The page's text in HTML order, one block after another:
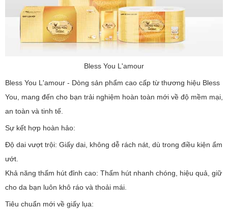
Bless You L'amour
Bless You L'amour - Dòng sản phẩm cao cấp từ thương hiệu Bless
You, mang đến cho bạn trải nghiệm hoàn toàn mới về độ mềm mại,
an toàn và tinh tế.
Sự kết hợp hoàn hảo:
Độ dai vượt trội: Giấy dai, không dễ rách nát, dù trong điều kiện ẩm
ướt.
Khả năng thấm hút đỉnh cao: Thấm hút nhanh chóng, hiệu quả, giữ
cho da bạn luôn khô ráo và thoải mái.
Tiêu chuẩn mới về giấy lụa: